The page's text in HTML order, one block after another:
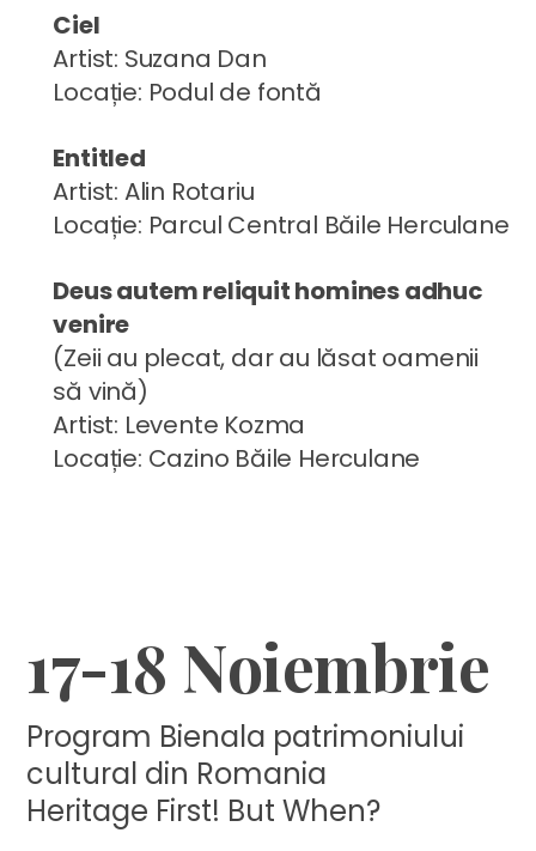
Ciel
Artist: Suzana Dan
Locație: Podul de fontă
Entitled
Artist: Alin Rotariu
Locație: Parcul Central Băile Herculane
Deus autem reliquit homines adhuc
venire
(Zeii au plecat, dar au lăsat oamenii
să vină)
Artist: Levente Kozma
Locație: Cazino Băile Herculane
❑
17-18 Noiembrie
Program Bienala patrimoniului
cultural din Romania
Heritage First! But When?